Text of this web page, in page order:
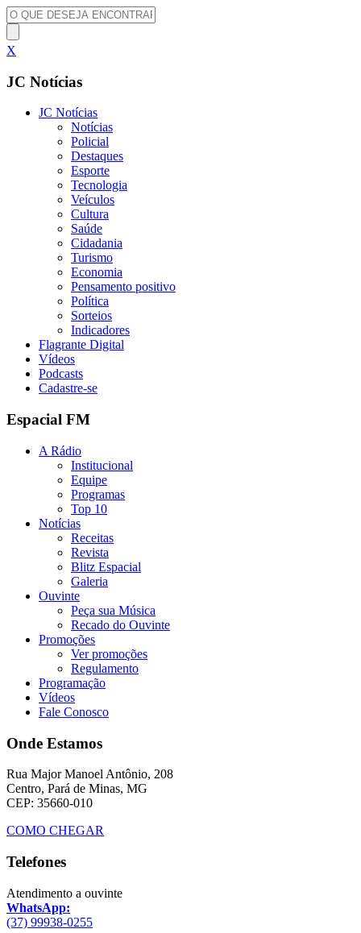
X
JC Notícias
JC Notícias
Notícias
Policial
Destaques
Esporte
Tecnologia
Veículos
Cultura
Saúde
Cidadania
Turismo
Economia
Pensamento positivo
Política
Sorteios
Indicadores
Flagrante Digital
Vídeos
Podcasts
Cadastre-se
Espacial FM
A Rádio
Institucional
Equipe
Programas
Top 10
Notícias
Receitas
Revista
Blitz Espacial
Galeria
Ouvinte
Peça sua Música
Recado do Ouvinte
Promoções
Ver promoções
Regulamento
Programação
Vídeos
Fale Conosco
Onde Estamos
Rua Major Manoel Antônio, 208
Centro, Pará de Minas, MG
CEP: 35660-010
COMO CHEGAR
Telefones
Atendimento a ouvinte
WhatsApp:
(37) 99938-0255